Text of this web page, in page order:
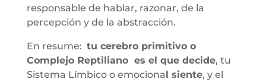
responsable de hablar, razonar, de la
percepción y de la abstracción.
En resume: tu cerebro primitivo o
Complejo Reptiliano es el que decide, tu
Sistema Límbico o emocional siente, y el